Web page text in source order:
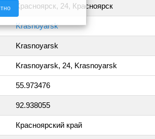
Красноярск, 24, Красноярск
Krasnoyarsk
Krasnoyarsk
Krasnoyarsk, 24, Krasnoyarsk
55.973476
92.938055
Красноярский край